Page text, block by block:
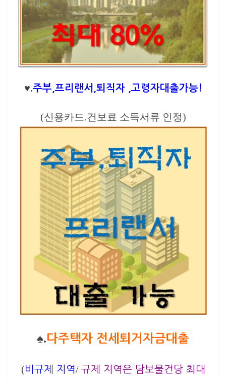
♥.주부,프리랜서,퇴직자 ,고령자대출가능!
(신용카드.건보료 소득서류 인정)
♠.다주택자 전세퇴거자금대출
(비규제 지역/ 규제 지역은 담보물건당 최대